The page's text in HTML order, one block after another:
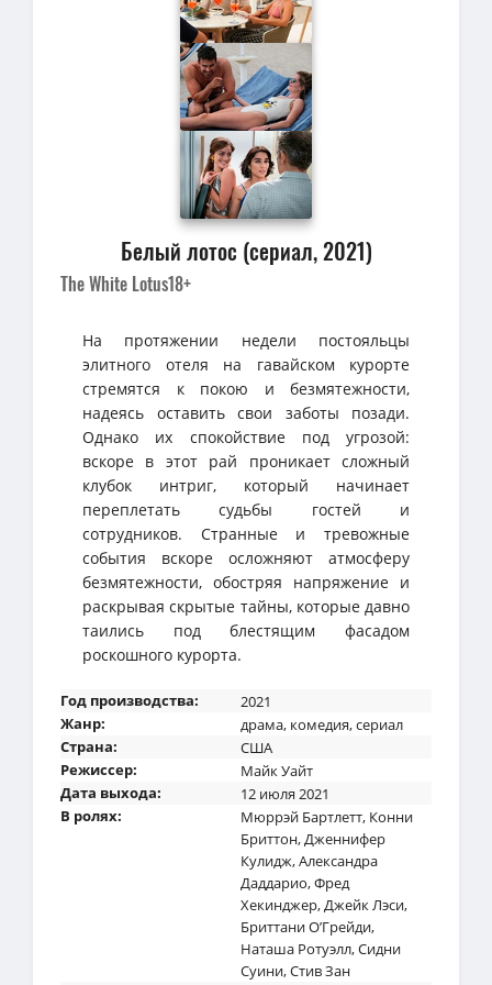
Белый лотос (сериал, 2021)
The White Lotus18+
На протяжении недели постояльцы
элитного отеля на гавайском курорте
стремятся к покою и безмятежности,
надеясь оставить свои заботы позади.
Однако их спокойствие под угрозой:
вскоре в этот рай проникает сложный
клубок интриг, который начинает
переплетать судьбы гостей и
сотрудников. Странные и тревожные
события вскоре осложняют атмосферу
безмятежности, обостряя напряжение и
раскрывая скрытые тайны, которые давно
таились под блестящим фасадом
роскошного курорта.
Год производства:
2021
Жанр:
драма, комедия,сериал
Страна:
США
Режиссер:
Майк Уайт
Дата выхода:
12 июля 2021
В ролях:
Мюррэй Бартлетт, Конни
Бриттон,Дженнифер
Кулидж,Александра
Даддарио,Фред
Хекинджер,Джейк Лэси,
Бриттани О’Грейди,
Наташа Ротуэлл,Сидни
Суини,Стив Зан